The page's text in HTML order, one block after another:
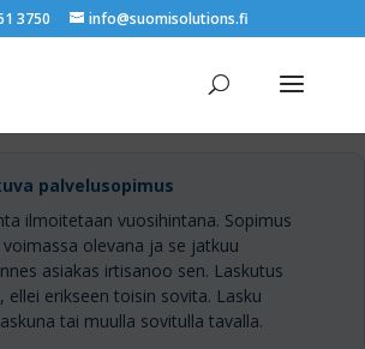
3750 info@suomisolutions.fi
palvelusopimus
ilmoitetaan vuosihintana. Sopimus
olevana ja se jatkuu
asiakas irtisanoo sen. Laskutus
erikseen toisin sovita. Lasku
tai muulla sovitulla tavalla.